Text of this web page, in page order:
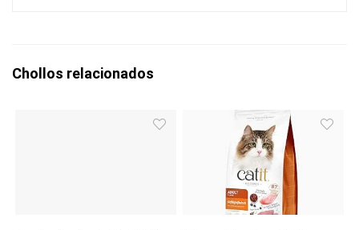
Chollos relacionados